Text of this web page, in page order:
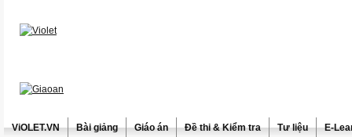
ViOLET.VN Bài giảng Giáo án Đề thi & Kiểm tra Tư liệu E-